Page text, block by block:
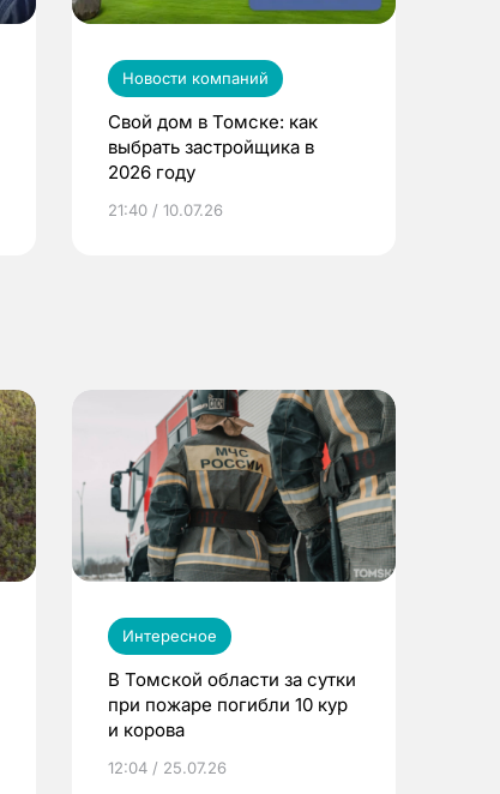
Новости компаний
Свой дом в Томске: как
выбрать застройщика в
2026 году
21:40 / 10.07.26
Интересное
В Томской области за сутки
при пожаре погибли 10 кур
и корова
12:04 / 25.07.26